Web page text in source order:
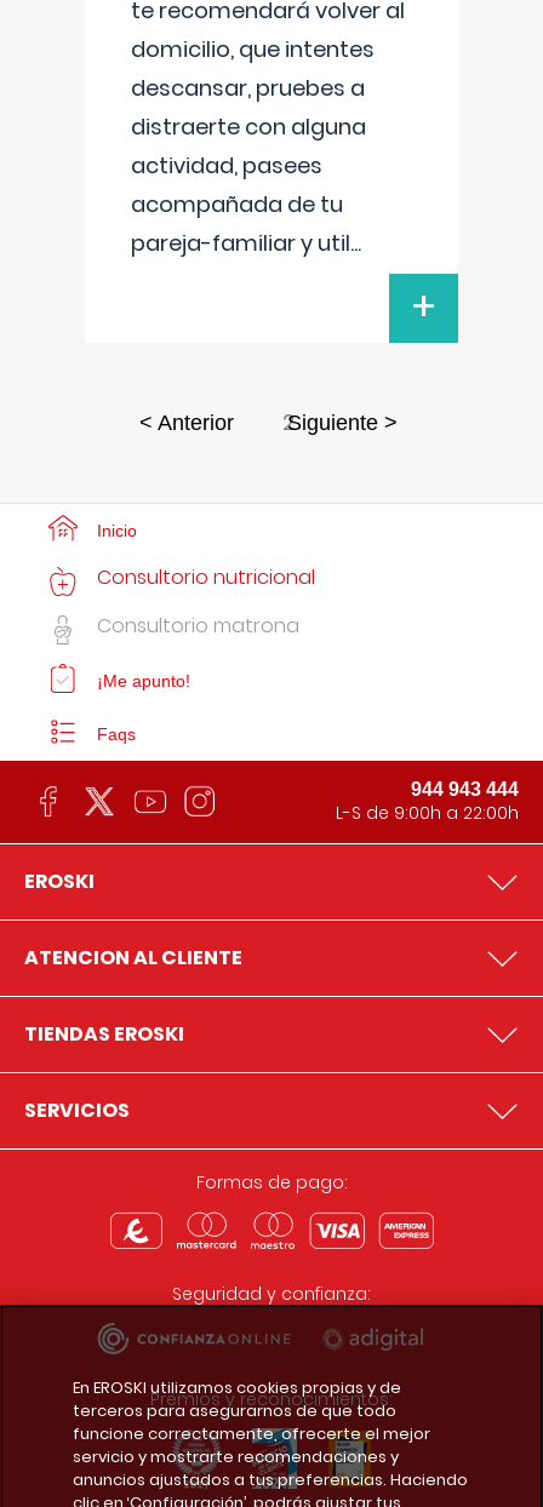
te recomendará volver al
domicilio, que intentes
descansar, pruebes a
distraerte con alguna
actividad, pasees
acompañada de tu
pareja-familiar y util...
+
< Anterior 2Siguiente >
Inicio
Consultorio nutricional
Consultorio matrona
¡Me apunto!
Faqs
944 943 444
L-S de 9:00h a 22:00h
EROSKI
ATENCION AL CLIENTE
TIENDAS EROSKI
SERVICIOS
Formas de pago:
Seguridad y confianza:
Premios y reconocimientos:
En EROSKI utilizamos cookies propias y de
terceros para asegurarnos de que todo
funcione correctamente, ofrecerte el mejor
servicio y mostrarte recomendaciones y
anuncios ajustados a tus preferencias. Haciendo
clic en ‘Configuración’, podrás ajustar tus